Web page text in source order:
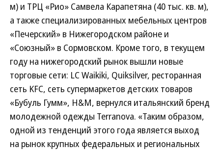
м) и ТРЦ «Рио» Самвела Карапетяна (40 тыс. кв. м),
а также специализированных мебельных центров
«Печерский» в Нижегородском районе и
«Союзный» в Сормовском. Кроме того, в текущем
году на нижегородский рынок вышли новые
торговые сети: LC Waikiki, Quiksilver, ресторанная
сеть KFC, сеть супермаркетов детских товаров
«Бубуль Гумм», H&M, вернулся итальянский бренд
молодежной одежды Terranova. «Таким образом,
одной из тенденций этого года является выход
на рынок крупных федеральных и региональных